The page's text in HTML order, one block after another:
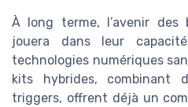
À long terme, l’avenir des
jouera dans leur
technologies numériques
kits hybrides, combinant
triggers, offrent déjà un